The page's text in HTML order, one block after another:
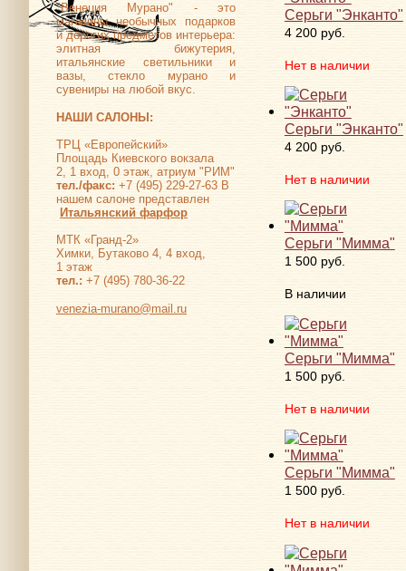
"Венеция Мурано" - это
магазины необычных подарков
и дорогих предметов интерьера:
элитная бижутерия,
итальянские светильники и
вазы, стекло мурано и
сувениры на любой вкус.
НАШИ САЛОНЫ:
ТРЦ «Европейский»
Площадь Киевского вокзала
2, 1 вход, 0 этаж, атриум "РИМ"
тел./факс: +7 (495) 229-27-63 В
нашем салоне представлен
Итальянский фарфор
МТК «Гранд-2»
Химки, Бутаково 4, 4 вход,
1 этаж
тел.: +7 (495) 780-36-22
venezia-murano@mail.ru
Серьги "Энканто"
4 200 руб.
Нет в наличии
Серьги "Энканто"
4 200 руб.
Нет в наличии
Серьги "Мимма"
1 500 руб.
В наличии
Серьги "Мимма"
1 500 руб.
Нет в наличии
Серьги "Мимма"
1 500 руб.
Нет в наличии